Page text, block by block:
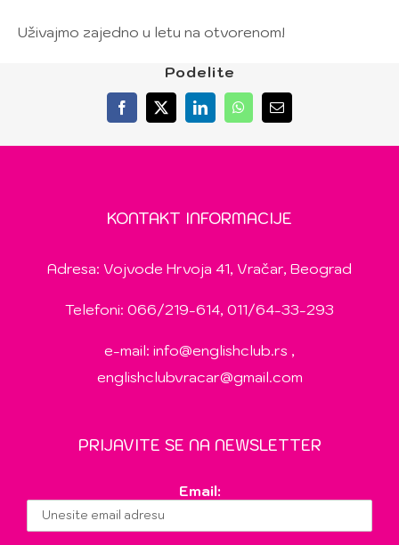
Uživajmo zajedno u letu na otvorenom!
Podelite
Facebook
X LinkedInWhatsApp
Email
KONTAKT INFORMACIJE
Adresa: Vojvode Hrvoja 41, Vračar, Beograd
Telefoni: 066/219-614, 011/64-33-293
e-mail: info@englishclub.rs ,
englishclubvracar@gmail.com
PRIJAVITE SE NA NEWSLETTER
Email: